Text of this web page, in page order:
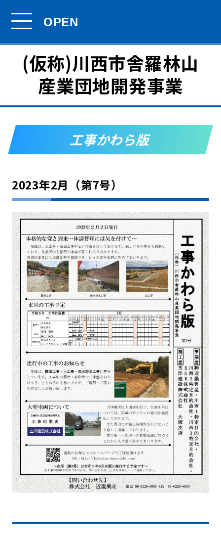
(仮称)川西市舎羅林山
産業団地開発事業
工事かわら版
2023年2月（第7号）